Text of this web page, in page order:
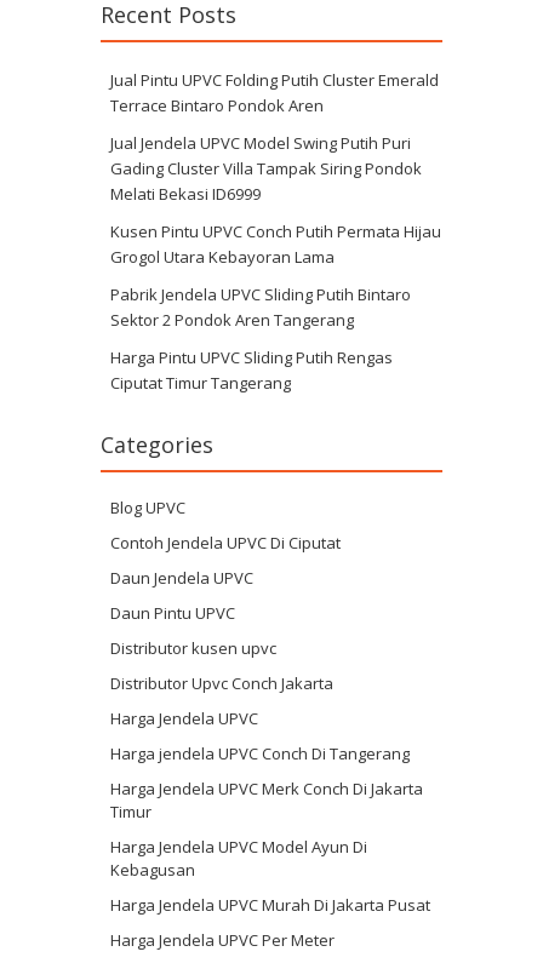
Recent Posts
Jual Pintu UPVC Folding Putih Cluster Emerald
Terrace Bintaro Pondok Aren
Jual Jendela UPVC Model Swing Putih Puri
Gading Cluster Villa Tampak Siring Pondok
Melati Bekasi ID6999
Kusen Pintu UPVC Conch Putih Permata Hijau
Grogol Utara Kebayoran Lama
Pabrik Jendela UPVC Sliding Putih Bintaro
Sektor 2 Pondok Aren Tangerang
Harga Pintu UPVC Sliding Putih Rengas
Ciputat Timur Tangerang
Categories
Blog UPVC
Contoh Jendela UPVC Di Ciputat
Daun Jendela UPVC
Daun Pintu UPVC
Distributor kusen upvc
Distributor Upvc Conch Jakarta
Harga Jendela UPVC
Harga jendela UPVC Conch Di Tangerang
Harga Jendela UPVC Merk Conch Di Jakarta
Timur
Harga Jendela UPVC Model Ayun Di
Kebagusan
Harga Jendela UPVC Murah Di Jakarta Pusat
Harga Jendela UPVC Per Meter